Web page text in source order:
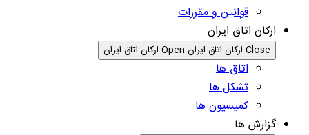
قوانین و مقررات
ارکان اتاق ایران
Close ارکان اتاق ایران Open ارکان اتاق ایران
اتاق ها
تشکل ها
کمیسیون ها
گزارش ها